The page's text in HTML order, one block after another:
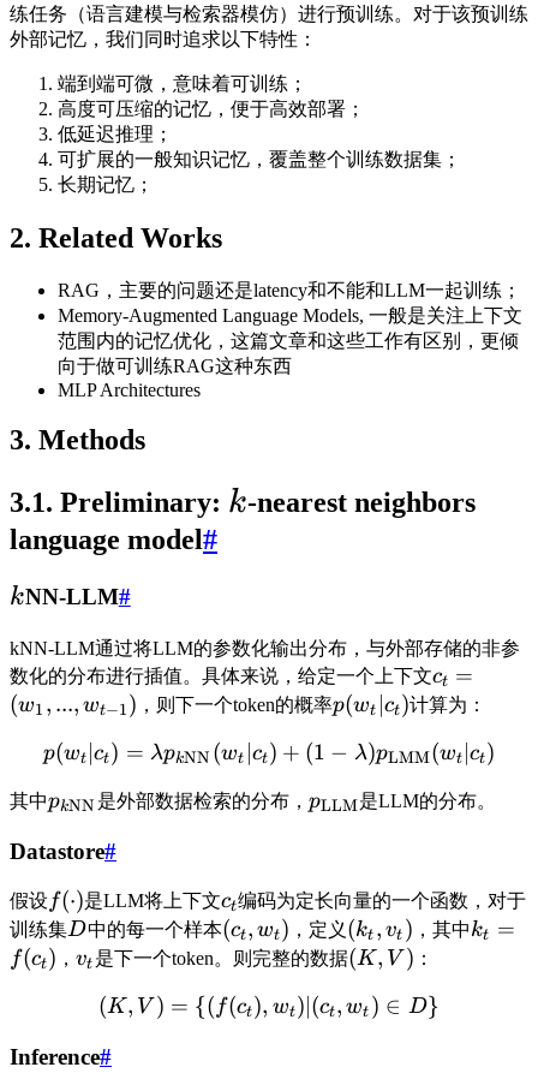
练任务（语言建模与检索器模仿）进行预训练。对于该预训练
外部记忆，我们同时追求以下特性：
端到端可微，意味着可训练；
高度可压缩的记忆，便于高效部署；
低延迟推理；
可扩展的一般知识记忆，覆盖整个训练数据集；
长期记忆；
2. Related Works
RAG，主要的问题还是latency和不能和LLM一起训练；
Memory-Augmented Language Models, 一般是关注上下文
范围内的记忆优化，这篇文章和这些工作有区别，更倾
向于做可训练RAG这种东西
MLP Architectures
3. Methods
3.1. Preliminary: k-nearest neighbors
language model#
kNN-LLM#
kNN-LLM通过将LLM的参数化输出分布，与外部存储的非参
数化的分布进行插值。具体来说，给定一个上下文ct =
(w1 , ..., wt−1) ，则下一个token的概率p(wt ct)计算为：
p(wt ∣ct) = λpkNN (wt ct) + (1 − λ)pLMM(wt ∣ct)
其中pkNN 是外部数据检索的分布， pLLM是LLM的分布。
Datastore#
假设f(⋅)是LLM将上下文ct编码为定长向量的一个函数，对于
训练集D中的每一个样本(ct, wt) ，定义 (kt , vt ) ，其中kt =
f(ct) ，vt 是下一个token。则完整的数据(K , V ) ：
(K , V ) = {( f(ct), wt) (ct, wt ) ∈ D}
Inference#